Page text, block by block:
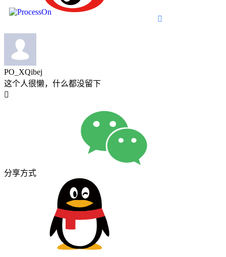

PO_XQibej
这个人很懒，什么都没留下

分享方式